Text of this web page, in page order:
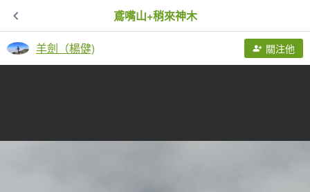
鳶嘴山+稍來神木
羊劍（楊健) 關注他